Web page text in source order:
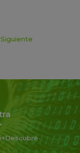
Siguiente